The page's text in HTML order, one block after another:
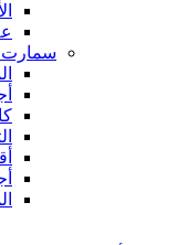
سمارت